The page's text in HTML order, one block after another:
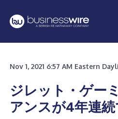
Nov 1, 2021 6:57 AM Eastern
ジレット・ゲー
アンスが4年連